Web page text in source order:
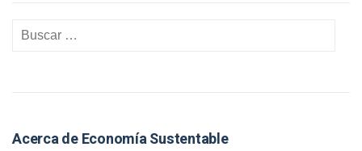
Acerca de Economía Sustentable